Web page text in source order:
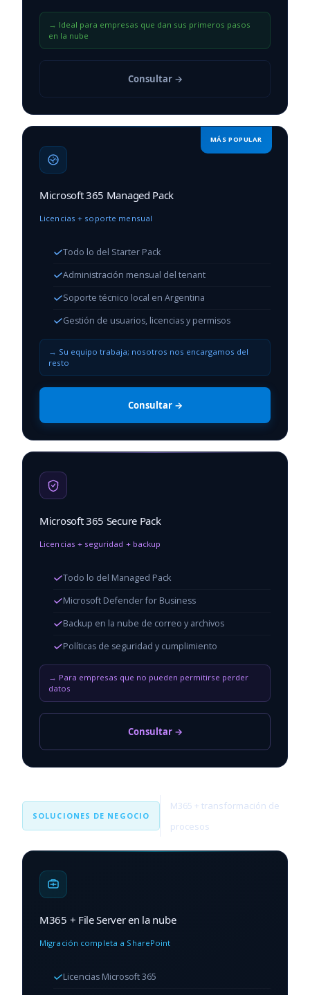
Ideal para empresas que dan sus primeros pasos
en la nube
Consultar →
MÁS POPULAR
Microsoft 365 Managed Pack
Licencias + soporte mensual
Todo lo del Starter Pack
Administración mensual del tenant
Soporte técnico local en Argentina
Gestión de usuarios, licencias y permisos
Su equipo trabaja; nosotros nos encargamos del
resto
Consultar →
Microsoft 365 Secure Pack
Licencias + seguridad + backup
Todo lo del Managed Pack
Microsoft Defender for Business
Backup en la nube de correo y archivos
Políticas de seguridad y cumplimiento
Para empresas que no pueden permitirse perder
datos
Consultar →
SOLUCIONES DE NEGOCIO
M365 + transformación de
procesos
M365 + File Server en la nube
Migración completa a SharePoint
Licencias Microsoft 365